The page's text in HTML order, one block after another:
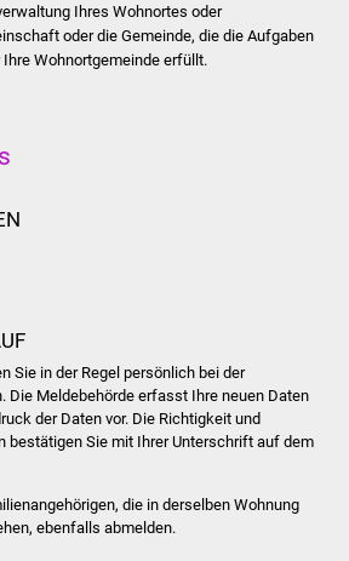
Jubiläumsjahr 2021
Partnerstädte
Presse
Was erledige ich wo
Ihres Wohnortes oder
oder die Gemeinde, die die Aufgaben
Wohnortgemeinde erfüllt.
Sie in der Regel persönlich bei der
Die Meldebehörde erfasst Ihre neuen Daten
der Daten vor. Die Richtigkeit und
bestätigen Sie mit Ihrer Unterschrift auf dem
n, die in derselben Wohnung
ebenfalls abmelden.